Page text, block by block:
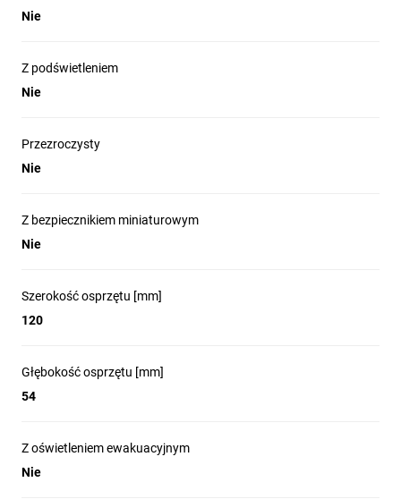
Nie
Z podświetleniem
Nie
Przezroczysty
Nie
Z bezpiecznikiem miniaturowym
Nie
Szerokość osprzętu [mm]
120
Głębokość osprzętu [mm]
54
Z oświetleniem ewakuacyjnym
Nie